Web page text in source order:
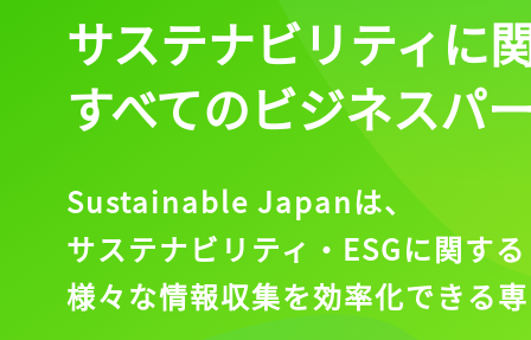
サステナビリティに
すべてのビジネスパ
Sustainable Japanは、
サステナビリティ・ESGに関する
様々な情報収集を効率化できる